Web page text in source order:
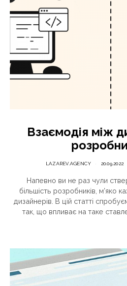
Взаємодія між
LAZAREV.AGENCY 20.09.2022
Напевно ви не раз чули
більшість розробників,
дизайнерів. В цій статті
так, що впливає на таке